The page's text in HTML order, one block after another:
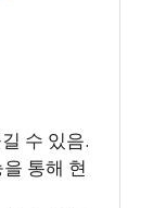
수 있음.
통해 현